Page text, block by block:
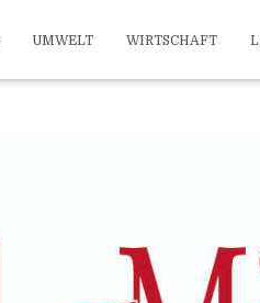
UMWELT WIRTSCHAFT